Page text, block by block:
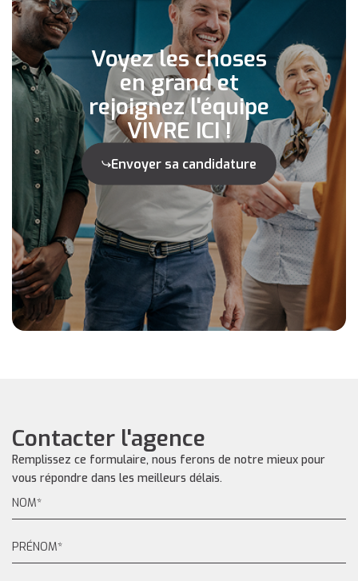
Voyez les choses
en grand et
rejoignez l'équipe
VIVRE ICI !
Envoyer sa candidature
Contacter l'agence
Remplissez ce formulaire, nous ferons de notre mieux pour
vous répondre dans les meilleurs délais.